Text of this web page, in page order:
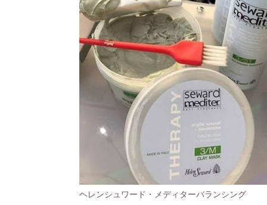
ヘレンシュワード・メディターバランシング